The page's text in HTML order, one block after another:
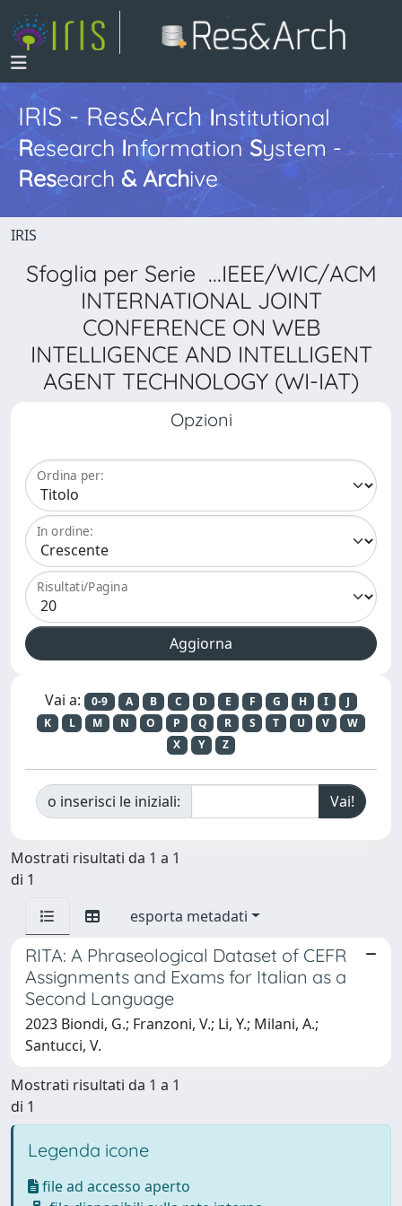
IRIS - Res&ArchInstitutional
Research InformationSystem -
Research & Archive
IRIS
Sfoglia per Serie ...IEEE/WIC/ACM
INTERNATIONAL JOINT
CONFERENCE ON WEB
INTELLIGENCE AND INTELLIGENT
AGENT TECHNOLOGY (WI-IAT)
Opzioni
Ordina per:
In ordine:
Risultati/Pagina
Vai a: 0-9 A B C D E F G H I
J
K
L M N O P Q R S T U V
W
X
Y Z
o inserisci le iniziali:
Mostrati risultati da 1 a 1
di 1
esporta metadati
RITA: A Phraseological Dataset of CEFR
Assignments and Exams for Italian as a
Second Language
2023 Biondi, G.; Franzoni, V.; Li, Y.; Milani, A.;
Santucci, V.
Mostrati risultati da 1 a 1
di 1
Legenda icone
file ad accesso aperto